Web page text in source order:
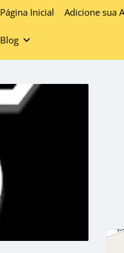
Página Inicial Adicione sua
Blog